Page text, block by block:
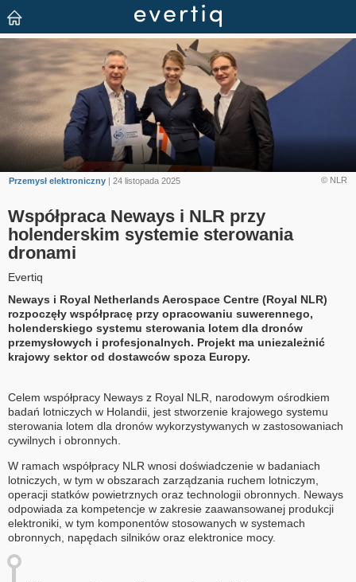
© NLR
Przemysł elektroniczny | 24 listopada 2025
Współpraca Neways i NLR przy
holenderskim systemie sterowania
dronami
Evertiq
Neways i Royal Netherlands Aerospace Centre (Royal NLR)
rozpoczęły współpracę przy opracowaniu suwerennego,
holenderskiego systemu sterowania lotem dla dronów
przemysłowych i profesjonalnych. Projekt ma uniezależnić
krajowy sektor od dostawców spoza Europy.
Celem współpracy Neways z Royal NLR, narodowym ośrodkiem
badań lotniczych w Holandii, jest stworzenie krajowego systemu
sterowania lotem dla dronów wykorzystywanych w zastosowaniach
cywilnych i obronnych.
W ramach współpracy NLR wnosi doświadczenie w badaniach
lotniczych, w tym w obszarach zarządzania ruchem lotniczym,
operacji statków powietrznych oraz technologii obronnych. Neways
odpowiada za kompetencje w zakresie zaawansowanej produkcji
elektroniki, w tym komponentów stosowanych w systemach
obronnych, napędach silników oraz elektronice mocy.